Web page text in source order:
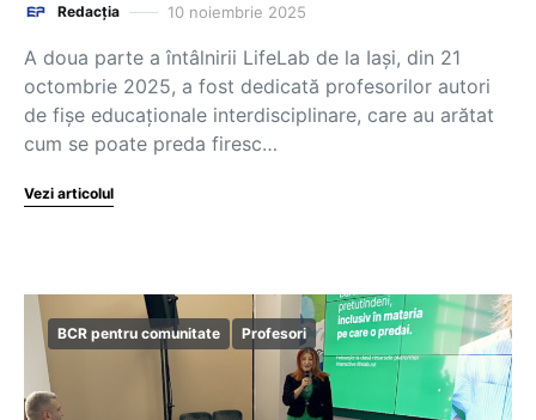
Redacția 10 noiembrie 2025
A doua parte a întâlnirii LifeLab de la Iași, din 21
octombrie 2025, a fost dedicată profesorilor autori
de fișe educaționale interdisciplinare, care au arătat
cum se poate preda firesc…
Vezi articolul
BCR pentru comunitate Profesori